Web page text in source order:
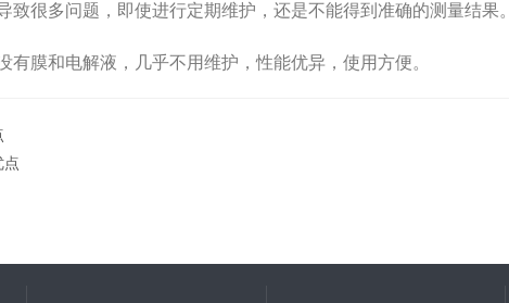
致很多问题，即使进行定期维护，还是不能得到准确的测量结果。
膜和电解液，几乎不用维护，性能优异，使用方便。
点